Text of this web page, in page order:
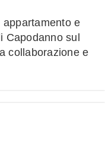
e
Capodanno sul
collaborazione e